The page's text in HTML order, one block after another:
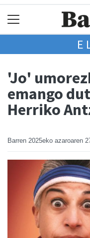
'Jo'
emango
Herriko
Barren 2025eko azaroaren